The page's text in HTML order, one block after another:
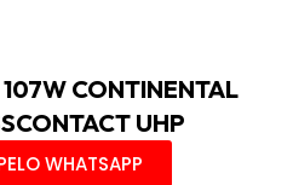
CONTINENTAL
UHP
WHATSAPP